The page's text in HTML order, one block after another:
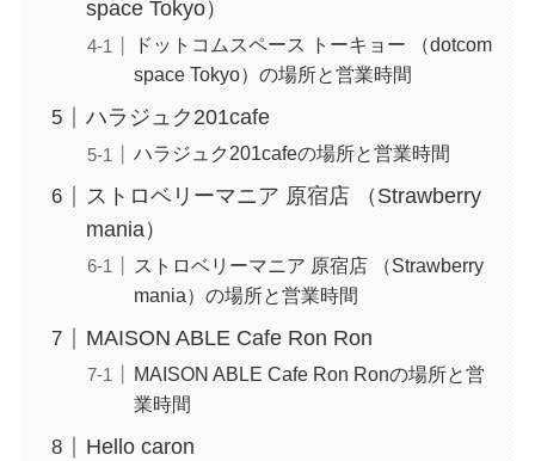
space Tokyo）
ドットコムスペース トーキョー （dotcom
space Tokyo）の場所と営業時間
ハラジュク201cafe
ハラジュク201cafeの場所と営業時間
ストロベリーマニア 原宿店 （Strawberry
mania）
ストロベリーマニア 原宿店 （Strawberry
mania）の場所と営業時間
MAISON ABLE Cafe Ron Ron
MAISON ABLE Cafe Ron Ronの場所と営
業時間
Hello caron